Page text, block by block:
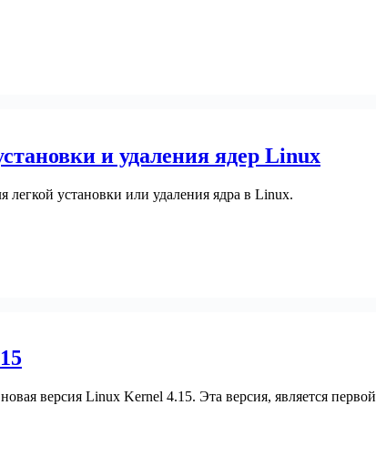
и удаления ядер Linux
установки или удаления ядра в Linux.
версия Linux Kernel 4.15. Эта версия, является